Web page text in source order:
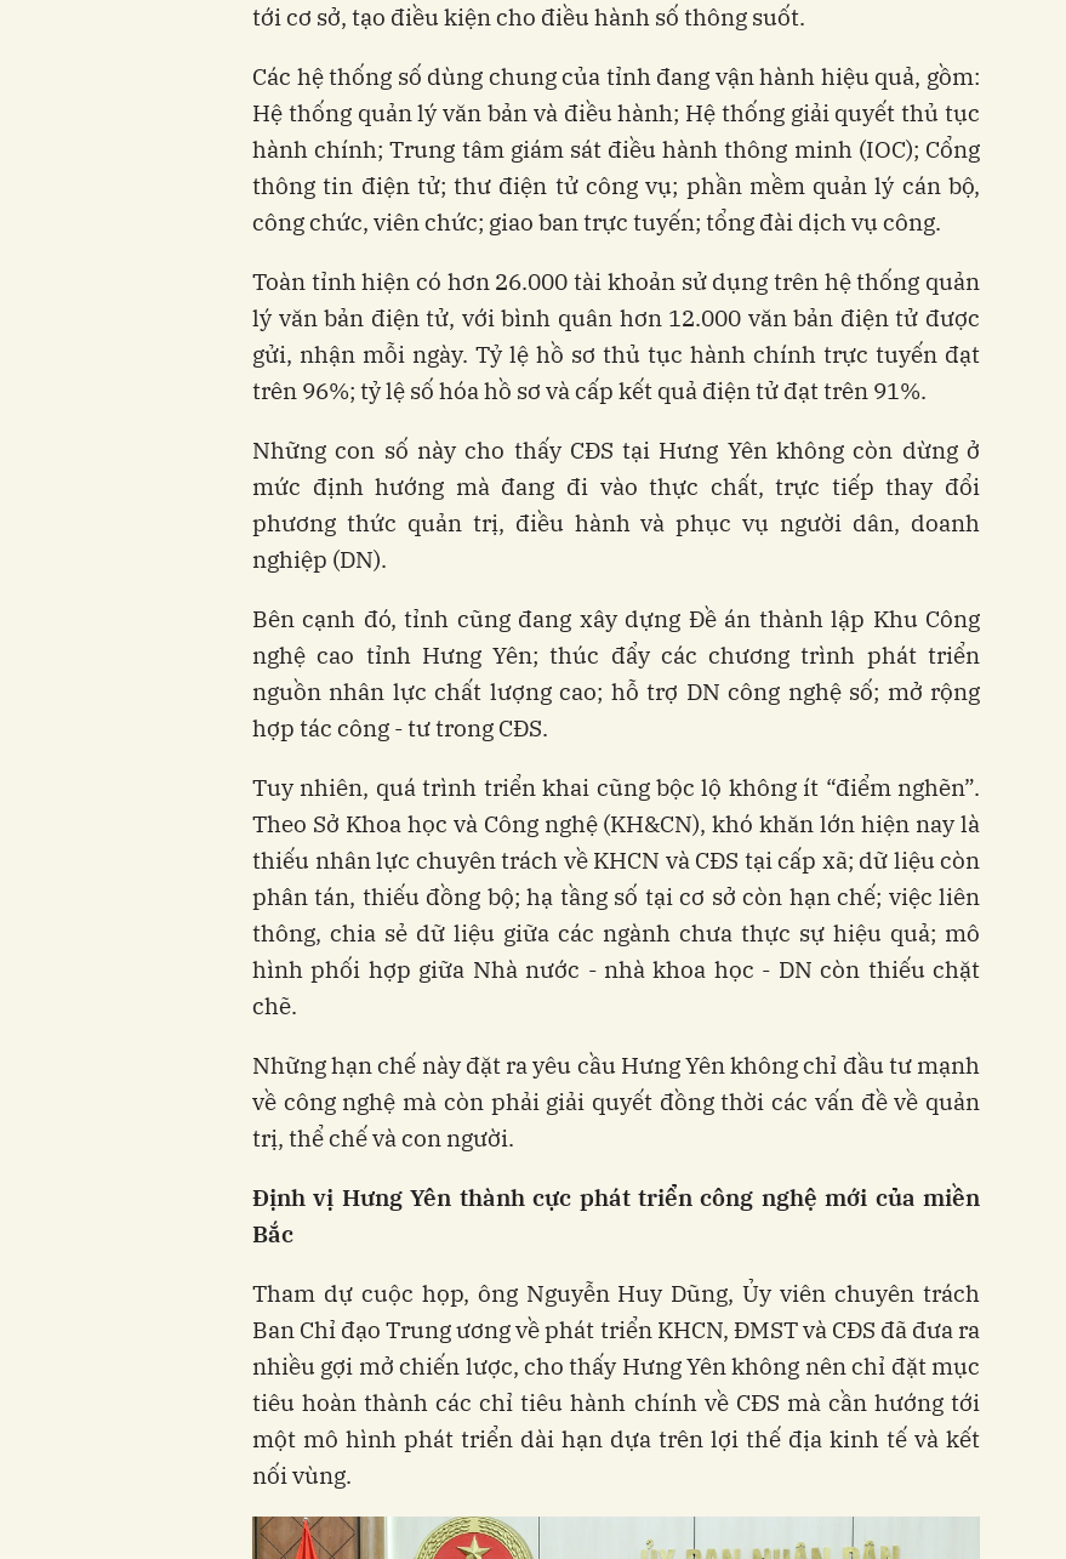
tới cơ sở, tạo điều kiện cho điều hành số thông suốt.
Các hệ thống số dùng chung của tỉnh đang vận hành hiệu quả, gồm:
Hệ thống quản lý văn bản và điều hành; Hệ thống giải quyết thủ tục
hành chính; Trung tâm giám sát điều hành thông minh (IOC); Cổng
thông tin điện tử; thư điện tử công vụ; phần mềm quản lý cán bộ,
công chức, viên chức; giao ban trực tuyến; tổng đài dịch vụ công.
Toàn tỉnh hiện có hơn 26.000 tài khoản sử dụng trên hệ thống quản
lý văn bản điện tử, với bình quân hơn 12.000 văn bản điện tử được
gửi, nhận mỗi ngày. Tỷ lệ hồ sơ thủ tục hành chính trực tuyến đạt
trên 96%; tỷ lệ số hóa hồ sơ và cấp kết quả điện tử đạt trên 91%.
Những con số này cho thấy CĐS tại Hưng Yên không còn dừng ở
mức định hướng mà đang đi vào thực chất, trực tiếp thay đổi
phương thức quản trị, điều hành và phục vụ người dân, doanh
nghiệp (DN).
Bên cạnh đó, tỉnh cũng đang xây dựng Đề án thành lập Khu Công
nghệ cao tỉnh Hưng Yên; thúc đẩy các chương trình phát triển
nguồn nhân lực chất lượng cao; hỗ trợ DN công nghệ số; mở rộng
hợp tác công - tư trong CĐS.
Tuy nhiên, quá trình triển khai cũng bộc lộ không ít “điểm nghẽn”.
Theo Sở Khoa học và Công nghệ (KH&CN), khó khăn lớn hiện nay là
thiếu nhân lực chuyên trách về KHCN và CĐS tại cấp xã; dữ liệu còn
phân tán, thiếu đồng bộ; hạ tầng số tại cơ sở còn hạn chế; việc liên
thông, chia sẻ dữ liệu giữa các ngành chưa thực sự hiệu quả; mô
hình phối hợp giữa Nhà nước - nhà khoa học - DN còn thiếu chặt
chẽ.
Những hạn chế này đặt ra yêu cầu Hưng Yên không chỉ đầu tư mạnh
về công nghệ mà còn phải giải quyết đồng thời các vấn đề về quản
trị, thể chế và con người.
Định vị Hưng Yên thành cực phát triển công nghệ mới của miền
Bắc
Tham dự cuộc họp, ông Nguyễn Huy Dũng, Ủy viên chuyên trách
Ban Chỉ đạo Trung ương về phát triển KHCN, ĐMST và CĐS đã đưa ra
nhiều gợi mở chiến lược, cho thấy Hưng Yên không nên chỉ đặt mục
tiêu hoàn thành các chỉ tiêu hành chính về CĐS mà cần hướng tới
một mô hình phát triển dài hạn dựa trên lợi thế địa kinh tế và kết
nối vùng.